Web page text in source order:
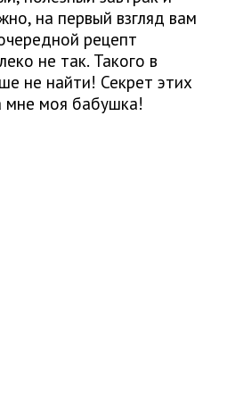
на первый взгляд вам
рецепт
не так. Такого в
не найти! Секрет этих
мне моя бабушка!